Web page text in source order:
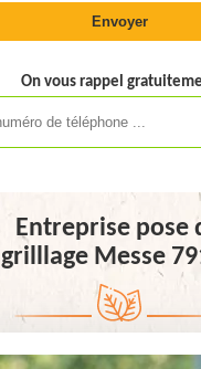
On vous rappel
Entreprise pose
grilllage Messe